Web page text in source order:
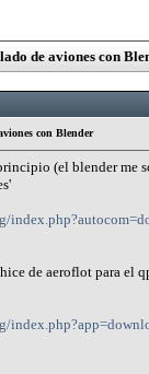
de aviones con
con Blender
(el blender me
de aeroflot para el